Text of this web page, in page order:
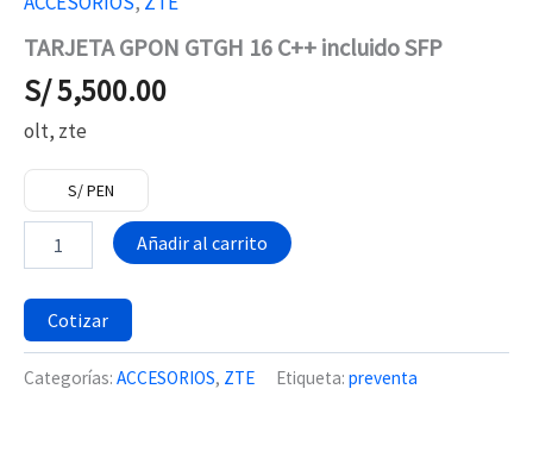
TARJETA GPON GTGH 16 C++ incluido SFP
S/5,500.00
olt, zte
S/ PEN
SFP
cantidad
Añadir al carrito
Cotizar
Categorías: ACCESORIOS, ZTE Etiqueta: preventa